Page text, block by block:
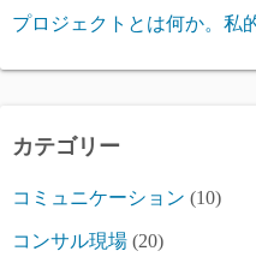
プロジェクトとは何か。私
カテゴリー
コミュニケーション (10)
コンサル現場 (20)